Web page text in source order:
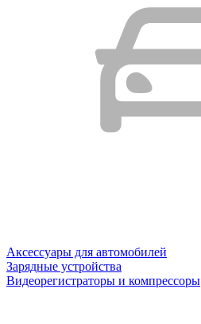
Аксессуары для автомобилей
Зарядные устройства
Видеорегистраторы и компрессоры